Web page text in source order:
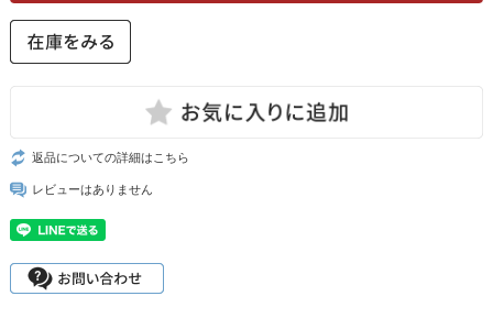
返品についての詳細はこちら
レビューはありません